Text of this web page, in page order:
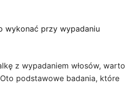
wykonać przy wypadaniu
z wypadaniem włosów, warto
podstawowe badania, które